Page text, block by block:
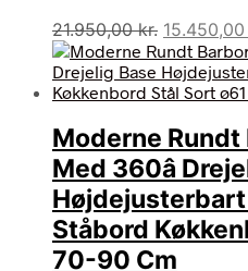
21.950,00kr. Den
pris
var:
15.450,00
Moderne
Med 360â
Ståbord
70-90 Cm